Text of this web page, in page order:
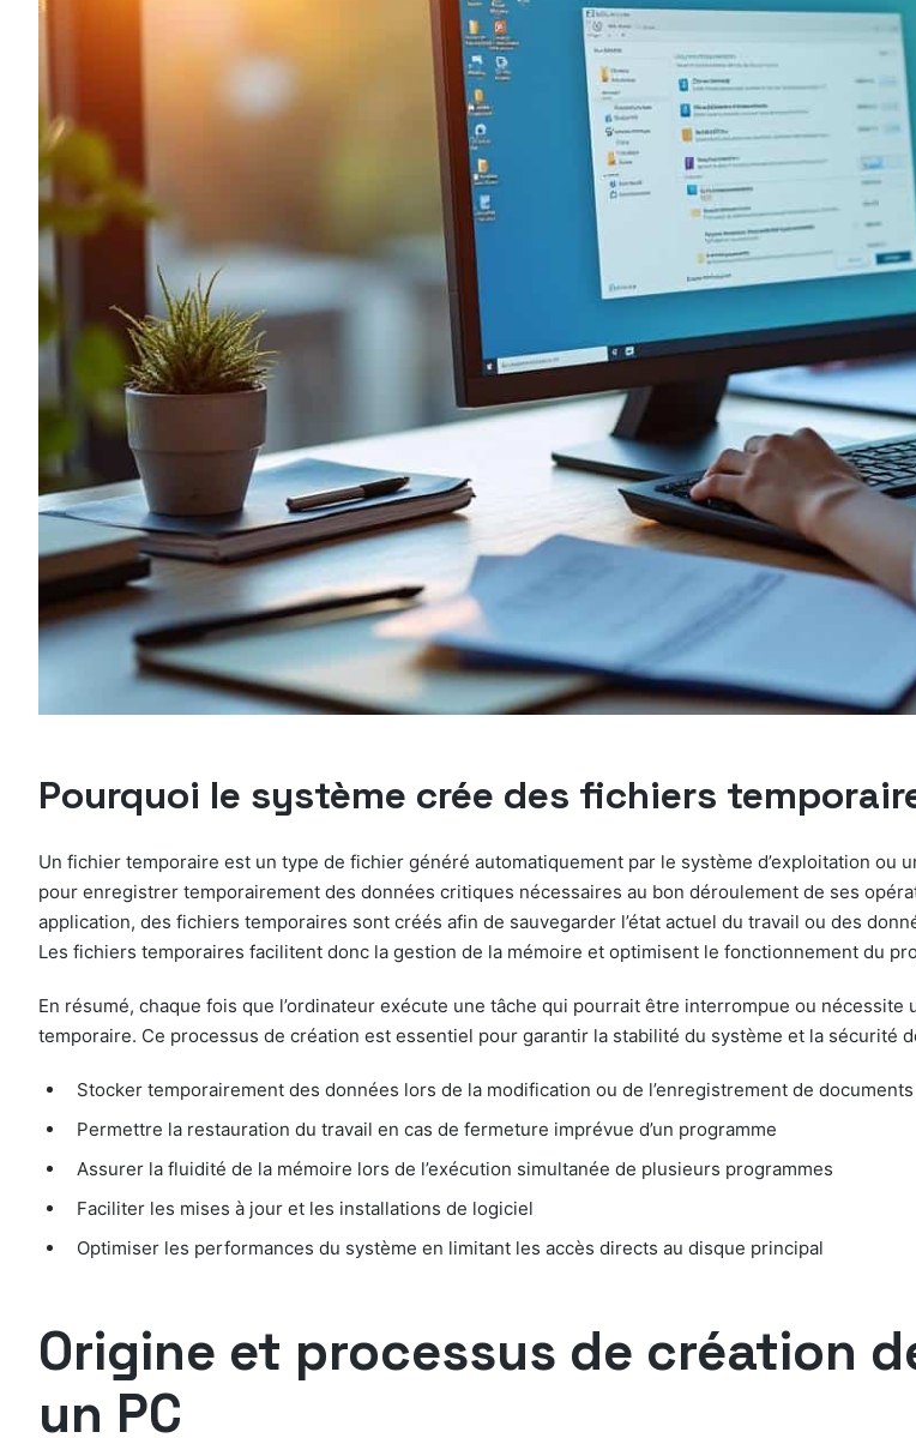
Pourquoi le système crée des fichiers
Un fichier temporaire est un type de fichier généré automatiquement par le système d’exploitation ou
pour enregistrer temporairement des données critiques nécessaires au bon déroulement de ses
application, des fichiers temporaires sont créés afin de sauvegarder l’état actuel du travail ou des
Les fichiers temporaires facilitent donc la gestion de la mémoire et optimisent le fonctionnement du
En résumé, chaque fois que l’ordinateur exécute une tâche qui pourrait être interrompue ou
temporaire. Ce processus de création est essentiel pour garantir la stabilité du système et la sécurité
Stocker temporairement des données lors de la modification ou de l’enregistrement de documents
Permettre la restauration du travail en cas de fermeture imprévue d’un programme
Assurer la fluidité de la mémoire lors de l’exécution simultanée de plusieurs programmes
Faciliter les mises à jour et les installations de logiciel
Optimiser les performances du système en limitant les accès directs au disque principal
Origine et processus de création
un PC